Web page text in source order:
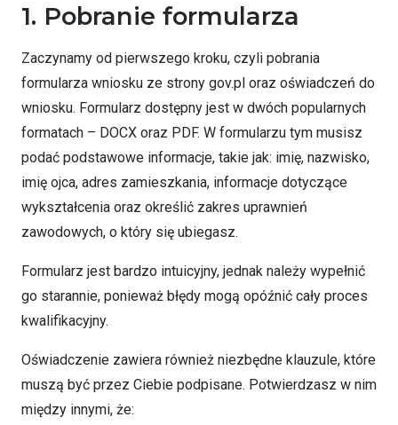
1. Pobranie formularza
Zaczynamy od pierwszego kroku, czyli pobrania
formularza wniosku ze strony gov.pl oraz oświadczeń do
wniosku. Formularz dostępny jest w dwóch popularnych
formatach – DOCX oraz PDF. W formularzu tym musisz
podać podstawowe informacje, takie jak: imię, nazwisko,
imię ojca, adres zamieszkania, informacje dotyczące
wykształcenia oraz określić zakres uprawnień
zawodowych, o który się ubiegasz.
Formularz jest bardzo intuicyjny, jednak należy wypełnić
go starannie, ponieważ błędy mogą opóźnić cały proces
kwalifikacyjny.
Oświadczenie zawiera również niezbędne klauzule, które
muszą być przez Ciebie podpisane. Potwierdzasz w nim
między innymi, że: